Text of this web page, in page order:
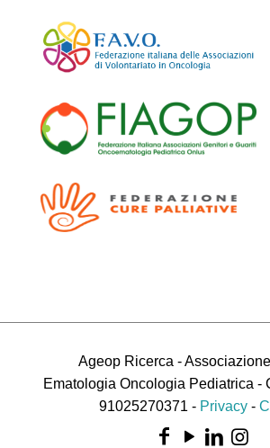
Ageop Ricerca -
Ematologia Oncologia Pediatrica -
91025270371 - Privacy-